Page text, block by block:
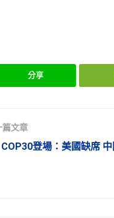
分享
篇文章
COP30登場：美國缺席 中